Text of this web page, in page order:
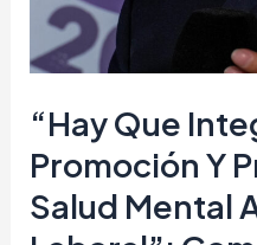
“Hay Que
Promoción Y
Salud Mental
salud
mental
campo
laboral”:
Compañía
Positiva